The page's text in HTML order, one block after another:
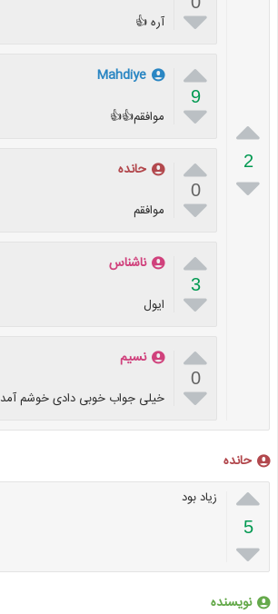

2

 آره 👍

9

Mahdiye
موافقم👍👍

0

حانده
موافقم

3

ناشناس
ایول

0

نسیم
خیلی جواب خوبی دادی خوشم آمد
حانده

5

زیاد بود
نویسنده